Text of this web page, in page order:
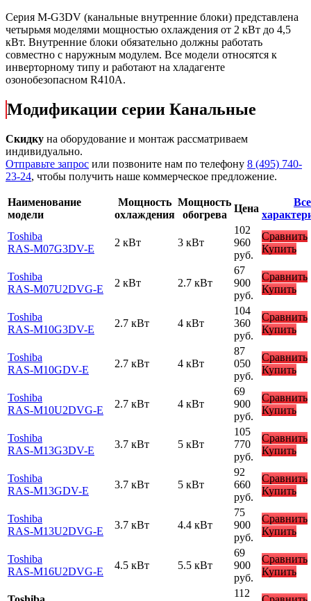
Серия M-G3DV (канальные внутренние блоки) представлена
четырьмя моделями мощностью охлаждения от 2 кВт до 4,5
кВт. Внутренние блоки обязательно должны работать
совместно с наружным модулем. Все модели относятся к
инверторному типу и работают на хладагенте
озонобезопасном R410A.
Модификации серии Канальные
Скидку на оборудование и монтаж рассматриваем
индивидуально.
Отправьте запрос или позвоните нам по телефону 8 (495) 740-
23-24, чтобы получить наше коммерческое предложение.
Наименование
модели
Мощность
охлаждения
Мощность
обогрева
Цена
Все
Toshiba
RAS-M07G3DV-E
2 кВт 3 кВт
102
960
руб.
Сравнить
Купить
Toshiba
RAS-M07U2DVG-E
2 кВт 2.7 кВт
67
900
руб.
Сравнить
Купить
Toshiba
RAS-M10G3DV-E
2.7 кВт 4 кВт
104
360
руб.
Сравнить
Купить
Toshiba
RAS-M10GDV-E
2.7 кВт 4 кВт
87
050
руб.
Сравнить
Купить
Toshiba
RAS-M10U2DVG-E
2.7 кВт 4 кВт
69
900
руб.
Сравнить
Купить
Toshiba
RAS-M13G3DV-E
3.7 кВт 5 кВт
105
770
руб.
Сравнить
Купить
Toshiba
RAS-M13GDV-E
3.7 кВт 5 кВт
92
660
руб.
Сравнить
Купить
Toshiba
RAS-M13U2DVG-E
3.7 кВт 4.4 кВт
75
900
руб.
Сравнить
Купить
Toshiba
RAS-M16U2DVG-E
4.5 кВт 5.5 кВт
69
900
руб.
Сравнить
Купить
112